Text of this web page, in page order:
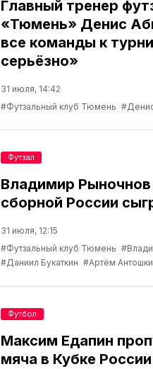
Главный тренер
«Тюмень» Денис
все команды к
серьёзно»
31 июля, 14:42
#Футзальный клуб Тюмень
Владимир Рыночнов
сборной России
31 июля, 12:15
#Футзальный клуб Тюмень
#Даниил Букаткин #Артём
Футзал
Максим Едапин
мяча в Кубке России
Футбол